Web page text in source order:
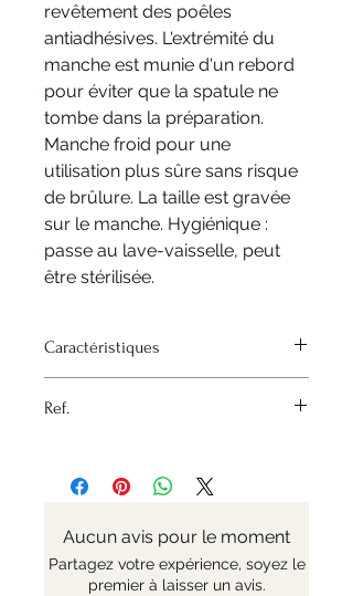
revêtement des poêles
antiadhésives. L'extrémité du
manche est munie d'un rebord
pour éviter que la spatule ne
tombe dans la préparation.
Manche froid pour une
utilisation plus sûre sans risque
de brûlure. La taille est gravée
sur le manche. Hygiénique :
passe au lave-vaisselle, peut
être stérilisée.
Caractéristiques
Matériau - Polyglass
Ref.
Aucun avis pour le moment
Partagez votre expérience, soyez le
premier à laisser un avis.